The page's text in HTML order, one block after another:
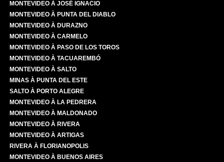
MONTEVIDEO À JOSÉ IGNACIO
MONTEVIDEO À PUNTA DEL DIABLO
MONTEVIDEO À DURAZNO
MONTEVIDEO À CARMELO
MONTEVIDEO À PASO DE LOS TOROS
MONTEVIDEO À TACUAREMBÓ
MONTEVIDEO À SALTO
MINAS À PUNTA DEL ESTE
SALTO À PORTO ALEGRE
MONTEVIDEO À LA PEDRERA
MONTEVIDEO À MALDONADO
MONTEVIDEO À RIVERA
MONTEVIDEO À ARTIGAS
RIVERA À FLORIANOPOLIS
MONTEVIDEO À BUENOS AIRES